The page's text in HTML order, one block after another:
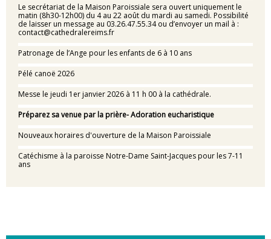
Le secrétariat de la Maison Paroissiale sera ouvert uniquement le
matin (8h30-12h00) du 4 au 22 août du mardi au samedi. Possibilité
de laisser un message au 03.26.47.55.34 ou d’envoyer un mail à :
contact@cathedralereims.fr
Patronage de l’Ange pour les enfants de 6 à 10 ans
Pélé canoë 2026
Messe le jeudi 1er janvier 2026 à 11 h 00 à la cathédrale.
Préparez sa venue par la prière- Adoration eucharistique
Nouveaux horaires d'ouverture de la Maison Paroissiale
Catéchisme à la paroisse Notre-Dame Saint-Jacques pour les 7-11
ans